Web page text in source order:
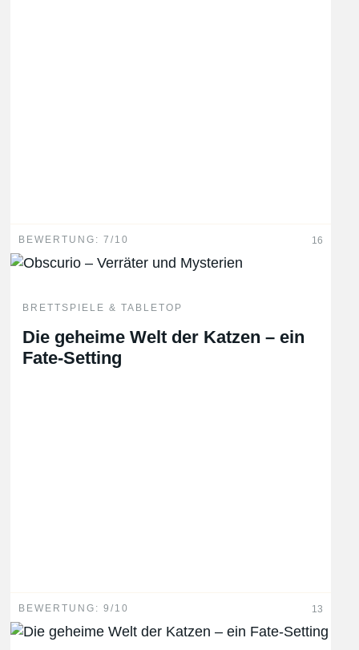
BEWERTUNG: 7/10 16
BRETTSPIELE & TABLETOP
Die geheime Welt der Katzen – ein
Fate-Setting
BEWERTUNG: 9/10 13